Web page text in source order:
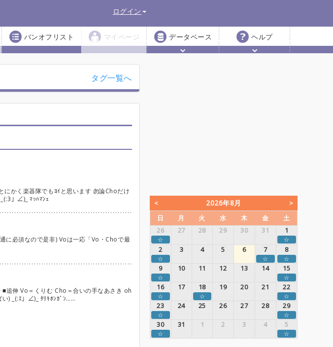
ログイン
バンオフリスト マイページ データベース ヘルプ
タグ一覧へ
かく楽器隊でもﾖｲと思います 勿論Choだけ
」∠)_ ﾏｯﾊﾏﾝｪ
に必須なので是非) Voは一応「Vo・Choで最
追伸 Vo＝くりむ Cho＝合いの手なあさき oh
) _(:ｴ」∠)_ ﾀﾘｷﾎﾝｶﾞﾝ……
2026年8月
日 月 火 水 木 金
土
26
27 28 29 30 31 1
☆ ☆
2 3 4 5 6 7 8
☆ ☆ ☆
9 10 11 12 13 14 15
☆ ☆
16 17 18 19 20 21 22
☆ ☆ ☆
23 24 25 26 27 28 29
☆ ☆
30 31 1 2 3 4 5
☆ ☆